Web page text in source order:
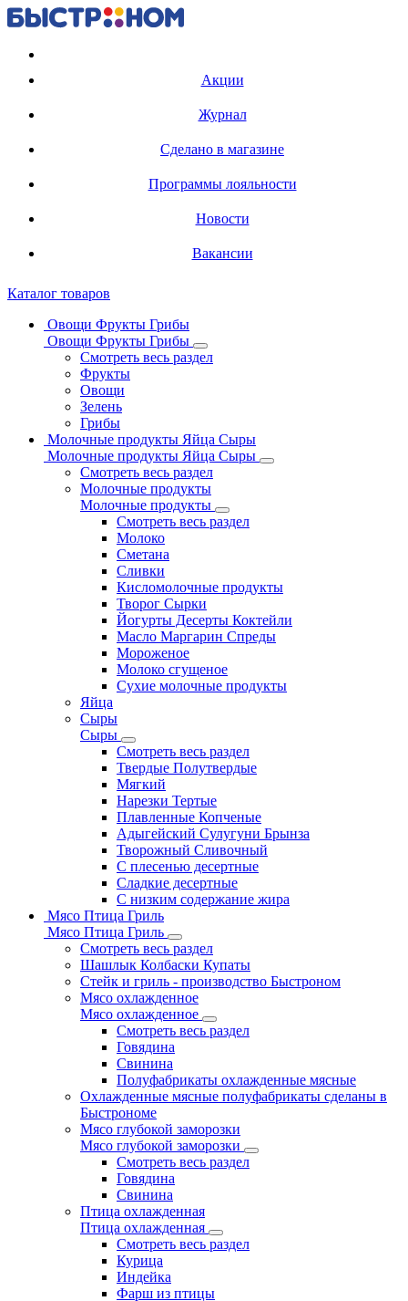
Акции
Журнал
Сделано в магазине
Программы лояльности
Новости
Вакансии
Каталог товаров
Овощи Фрукты Грибы
Овощи Фрукты Грибы
Смотреть весь раздел
Фрукты
Овощи
Зелень
Грибы
Молочные продукты Яйца Сыры
Молочные продукты Яйца Сыры
Смотреть весь раздел
Молочные продукты
Молочные продукты
Смотреть весь раздел
Молоко
Сметана
Сливки
Кисломолочные продукты
Творог Сырки
Йогурты Десерты Коктейли
Масло Маргарин Спреды
Мороженое
Молоко сгущеное
Сухие молочные продукты
Яйца
Сыры
Сыры
Смотреть весь раздел
Твердые Полутвердые
Мягкий
Нарезки Тертые
Плавленные Копченые
Адыгейский Сулугуни Брынза
Творожный Сливочный
С плесенью десертные
Сладкие десертные
С низким содержание жира
Мясо Птица Гриль
Мясо Птица Гриль
Смотреть весь раздел
Шашлык Колбаски Купаты
Стейк и гриль - производство Быстроном
Мясо охлажденное
Мясо охлажденное
Смотреть весь раздел
Говядина
Свинина
Полуфабрикаты охлажденные мясные
Охлажденные мясные полуфабрикаты сделаны в
Быстрономе
Мясо глубокой заморозки
Мясо глубокой заморозки
Смотреть весь раздел
Говядина
Свинина
Птица охлажденная
Птица охлажденная
Смотреть весь раздел
Курица
Индейка
Фарш из птицы